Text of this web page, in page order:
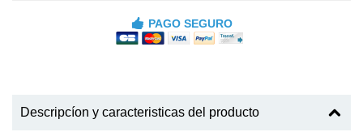
PAGO SEGURO
Descripcíon y caracteristicas del producto